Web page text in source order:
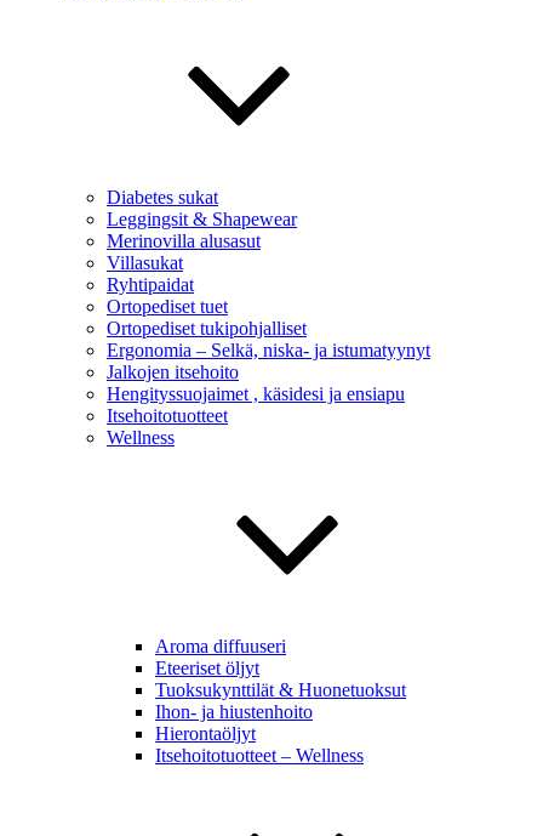
Diabetes sukat
Leggingsit & Shapewear
Merinovilla alusasut
Villasukat
Ryhtipaidat
Ortopediset tuet
Ortopediset tukipohjalliset
Ergonomia – Selkä, niska- ja istumatyynyt
Jalkojen itsehoito
Hengityssuojaimet , käsidesi ja ensiapu
Itsehoitotuotteet
Wellness
Aroma diffuuseri
Eteeriset öljyt
Tuoksukynttilät & Huonetuoksut
Ihon- ja hiustenhoito
Hierontaöljyt
Itsehoitotuotteet – Wellness